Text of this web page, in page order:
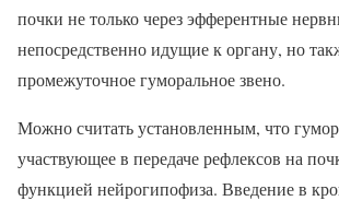
почки не только через эфферентные
непосредственно идущие к органу, но
промежуточное гуморальное звено.
Можно считать установленным, что
участвующее в передаче рефлексов на
функцией нейрогипофиза. Введение в